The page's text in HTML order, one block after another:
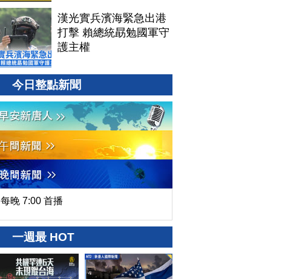
漢光實兵濱海緊急出港
打擊 賴總統勗勉國軍守
護主權
今日整點新聞
每晚 7:00 首播
一週最 HOT